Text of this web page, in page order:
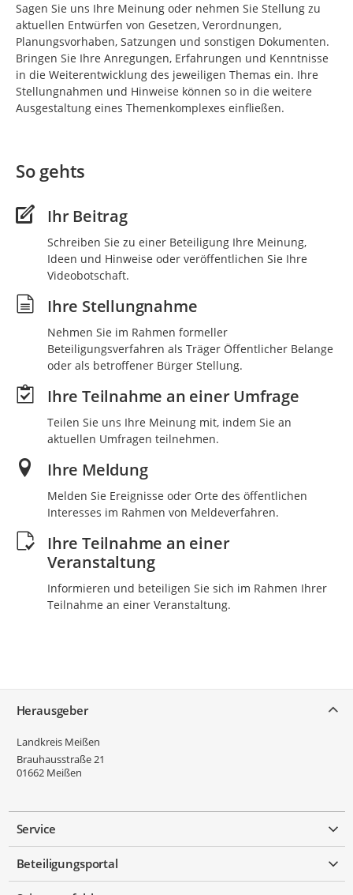
Sagen Sie uns Ihre Meinung oder nehmen Sie Stellung zu
aktuellen Entwürfen von Gesetzen, Verordnungen,
Planungsvorhaben, Satzungen und sonstigen Dokumenten.
Bringen Sie Ihre Anregungen, Erfahrungen und Kenntnisse
in die Weiterentwicklung des jeweiligen Themas ein. Ihre
Stellungnahmen und Hinweise können so in die weitere
Ausgestaltung eines Themenkomplexes einfließen.
So gehts
Ihr Beitrag
Schreiben Sie zu einer Beteiligung Ihre Meinung,
Ideen und Hinweise oder veröffentlichen Sie Ihre
Videobotschaft.
Ihre Stellungnahme
Nehmen Sie im Rahmen formeller
Beteiligungsverfahren als Träger Öffentlicher Belange
oder als betroffener Bürger Stellung.
Ihre Teilnahme an einer Umfrage
Teilen Sie uns Ihre Meinung mit, indem Sie an
aktuellen Umfragen teilnehmen.
Ihre Meldung
Melden Sie Ereignisse oder Orte des öffentlichen
Interesses im Rahmen von Meldeverfahren.
Ihre Teilnahme an einer
Veranstaltung
Informieren und beteiligen Sie sich im Rahmen Ihrer
Teilnahme an einer Veranstaltung.
Herausgeber
Landkreis Meißen
Brauhausstraße 21
01662 Meißen
Service
Beteiligungsportal